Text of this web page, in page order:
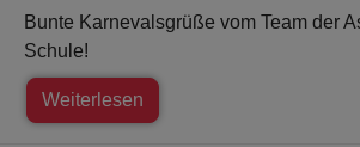
Bunte Karnevalsgrüße vom Team der
Schule!
Weiterlesen